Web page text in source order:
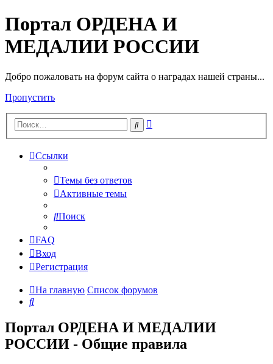
Портал ОРДЕНА И
МЕДАЛИИ РОССИИ
Добро пожаловать на форум сайта о наградах нашей страны...
Пропустить
Поиск
Ссылки
Темы без ответов
Активные темы
Поиск
FAQ
Вход
Регистрация
На главную Список форумов
Поиск
Портал ОРДЕНА И МЕДАЛИИ
РОССИИ - Общие правила